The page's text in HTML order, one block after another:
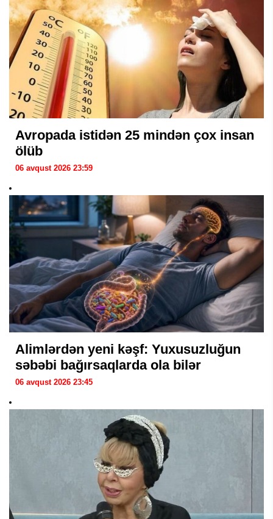
Avropada istidən 25 mindən çox insan
ölüb
06 avqust 2026 23:59
Alimlərdən yeni kəşf: Yuxusuzluğun
səbəbi bağırsaqlarda ola bilər
06 avqust 2026 23:45